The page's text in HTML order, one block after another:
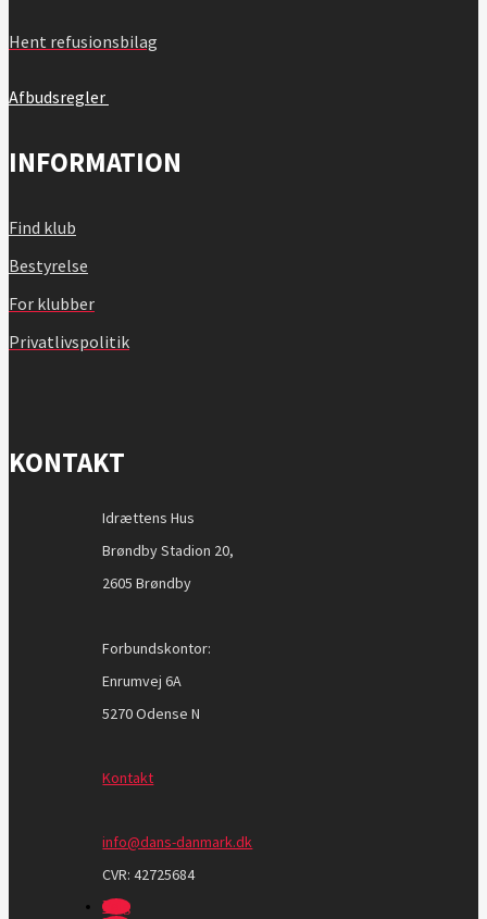
Hent refusionsbilag
Afbudsregler
INFORMATION
Find klub
Bestyrelse
For klubber
Privatlivspolitik
KONTAKT
Idrættens Hus
Brøndby Stadion 20,
2605 Brøndby
Forbundskontor:
Enrumvej 6A
5270 Odense N
Kontakt
info@dans-danmark.dk
CVR:42725684
Følg